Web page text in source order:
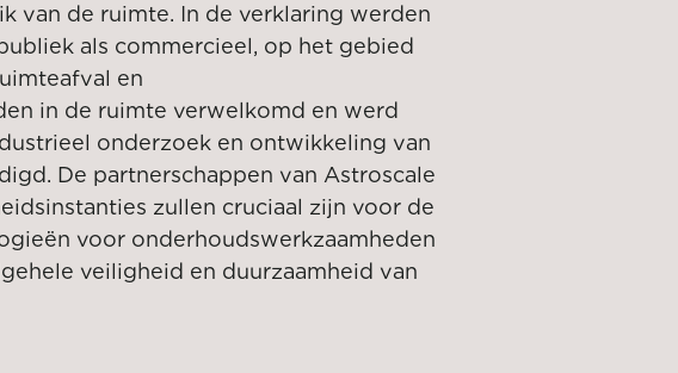
van de ruimte. In de verklaring werden
als commercieel, op het gebied
en
in de ruimte verwelkomd en werd
onderzoek en ontwikkeling van
De partnerschappen van Astroscale
zullen cruciaal zijn voor de
voor onderhoudswerkzaamheden
veiligheid en duurzaamheid van